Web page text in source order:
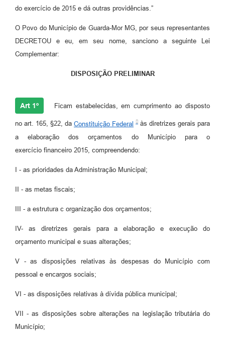
do exercício de 2015 e dá outras providências.”
O Povo do Município de Guarda-Mor MG, por seus representantes
DECRETOU e eu, em seu nome, sanciono a seguinte Lei
Complementar:
DISPOSIÇÃO PRELIMINAR
Art 1º Ficam estabelecidas, em cumprimento ao disposto
no art. 165, §22, da Constituição Federal
às diretrizes gerais para
a elaboração dos orçamentos do Município para o
exercício financeiro 2015, compreendendo:
I - as prioridades da Administração Municipal;
II - as metas fiscais;
III - a estrutura c organização dos orçamentos;
IV- as diretrizes gerais para a elaboração e execução do
orçamento municipal e suas alterações;
V - as disposições relativas às despesas do Município com
pessoal e encargos sociais;
VI - as disposições relativas à dívida pública municipal;
VII - as disposições sobre alterações na legislação tributária do
Município;